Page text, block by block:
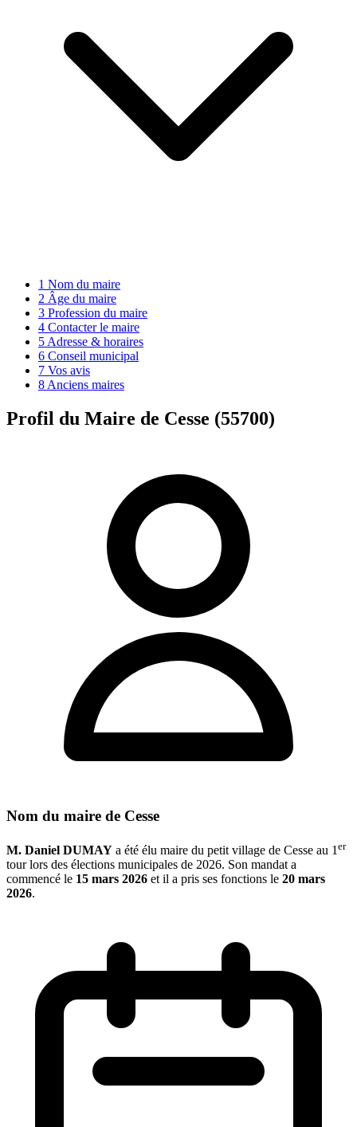
1 Nom du maire
2 Âge du maire
3 Profession du maire
4 Contacter le maire
5 Adresse & horaires
6 Conseil municipal
7 Vos avis
8 Anciens maires
Profil du Maire de Cesse (55700)
Nom du maire de Cesse
M. Daniel DUMAY a été élu maire du petit village de Cesse au 1er
tour lors des élections municipales de 2026. Son mandat a
commencé le 15 mars 2026 et il a pris ses fonctions le 20 mars
2026.